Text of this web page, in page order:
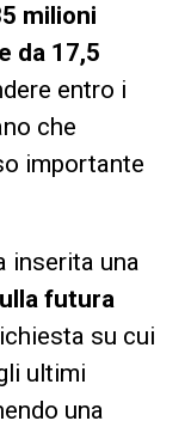
milioni
da 17,5
entro i
che
importante
inserita una
futura
su cui
ultimi
una